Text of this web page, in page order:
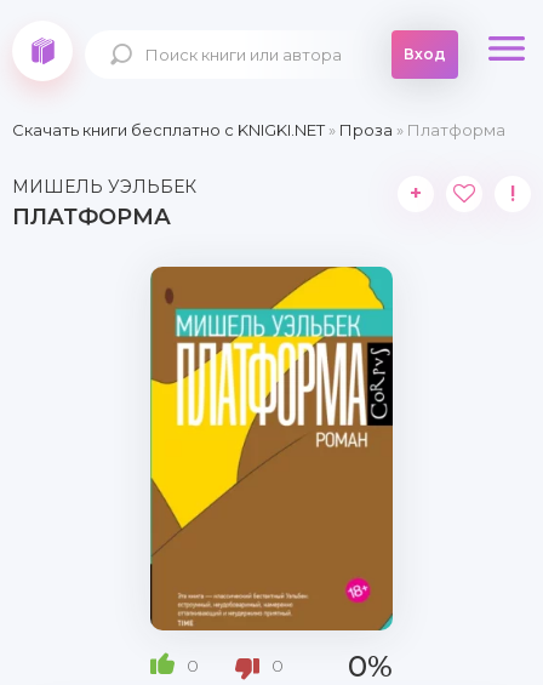
Вход
Скачать книги бесплатно c KNIGKI.NET» Проза » Платформа
МИШЕЛЬ УЭЛЬБЕК
ПЛАТФОРМА
+ !
0 0 0%